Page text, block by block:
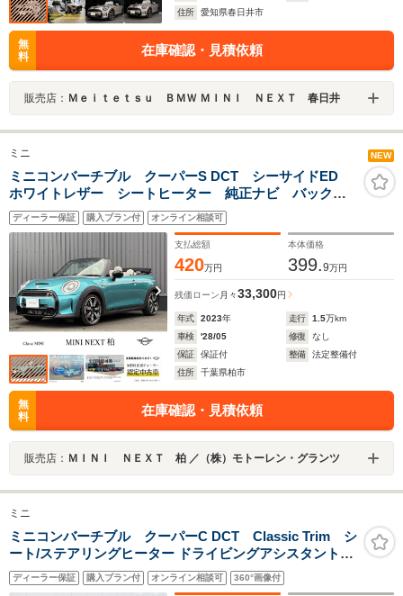
住所
愛知県春日井市
無
料
在庫確認・見積依頼
販売店： Ｍｅｉｔｅｔｓｕ ＢＭＷ ＭＩＮＩ ＮＥＸＴ 春日井
ミニ NEW
ミニコンバーチブル クーパーS DCT シーサイドED
ホワイトレザー シートヒーター 純正ナビ バックカ
メラ ACC ETC 18インチAW
ディーラー保証 購入プラン付 オンライン相談可
支払総額
420万円
本体価格
399.9万円
残価ローン 月々33,300円
年式 2023年 走行 1.5万km
車検
'28/05 修復
なし
保証
保証付 整備
法定整備付
住所
千葉県柏市
無
料
在庫確認・見積依頼
販売店： ＭＩＮＩ ＮＥＸＴ 柏 ／（株）モトーレン・グランツ
ミニ
ミニコンバーチブル クーパーC DCT Classic Trim シ
ート/ステアリングヒーター ドライビングアシスタントプ
ラス ARナビ ヘッドアップディスプレイ コンフォー
トアクセス ETCミラー ウィンドスクリーン
ディーラー保証 購入プラン付 オンライン相談可 360°画像付